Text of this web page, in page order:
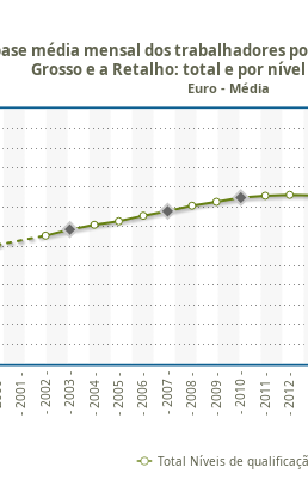
- - 2001 - - 2002 - - 2003 - - 2004 - - 2005 - - 2006 - - 2007 - - 2008 - - 2009 - - 2010 - - 2011 - - 2012 -
média mensal dos trabalhadores
Grosso e a Retalho: total e por
Euro - Média
Total Níveis de